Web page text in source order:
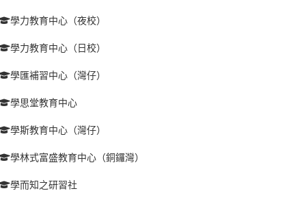
學力教育中心（夜校）
學力教育中心（日校）
學匯補習中心（灣仔）
學思堂教育中心
學斯教育中心（灣仔）
學林式富盛教育中心（銅鑼灣）
學而知之研習社